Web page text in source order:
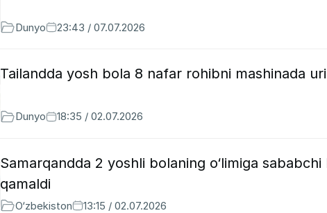
Dunyo 23:43 / 07.07.2026
Tailandda yosh bola 8 nafar rohibni mashinada
Dunyo 18:35 / 02.07.2026
Samarqandda 2 yoshli bolaning o‘limiga sababchi
qamaldi
O‘zbekiston 13:15 / 02.07.2026